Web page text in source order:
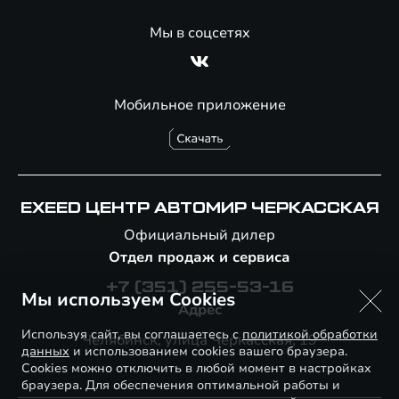
Мобильное приложение
Мы в соцсетях
EXEED ЦЕНТР АВТОМИР ЧЕРКАССКАЯ
Официальный дилер
Отдел продаж и сервиса
+7 (351) 255-53-16
Адрес
Челябинск, улица Черкасская, 19
Мы используем Cookies
Используя сайт, вы соглашаетесь сполитикой обработки
данных и использованием cookies вашего браузера.
Cookies можно отключить в любой момент в настройках
браузера. Для обеспечения оптимальной работы и